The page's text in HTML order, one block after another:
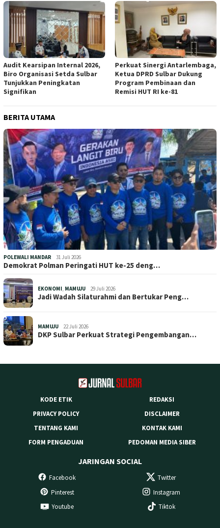
Audit Kearsipan Internal 2026,
Biro Organisasi Setda Sulbar
Tunjukkan Peningkatan
Signifikan
Perkuat Sinergi Antarlembaga,
Ketua DPRD Sulbar Dukung
Program Pembinaan dan
Remisi HUT RI ke-81
BERITA UTAMA
POLEWALI MANDAR 31 Juli 2026
Demokrat Polman Peringati HUT ke-25 deng…
EKONOMI, MAMUJU 29 Juli 2026
Jadi Wadah Silaturahmi dan Bertukar Peng…
MAMUJU 22 Juli 2026
DKP Sulbar Perkuat Strategi Pengembangan…
KODE ETIK
REDAKSI
PRIVACY POLICY
DISCLAIMER
TENTANG KAMI
KONTAK KAMI
FORM PENGADUAN
PEDOMAN MEDIA SIBER
JARINGAN SOCIAL
Facebook
Twitter
Pinterest
Instagram
Youtube
Tiktok